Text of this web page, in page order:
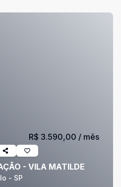
- VILA MATILDE
- SP
R$ 3.590,00 / mês